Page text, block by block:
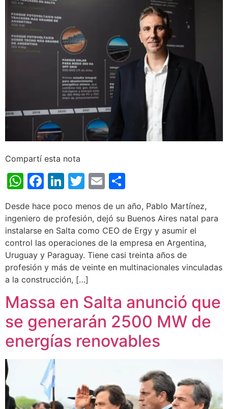
Compartí esta nota
WhatsApp
Facebook
LinkedIn
Twitter
Email
Desde hace poco menos de un año, Pablo Martínez,
ingeniero de profesión, dejó su Buenos Aires natal para
instalarse en Salta como CEO de Ergy y asumir el
control las operaciones de la empresa en Argentina,
Uruguay y Paraguay. Tiene casi treinta años de
profesión y más de veinte en multinacionales vinculadas
a la construcción, […]
Massa en Salta anunció que
se generarán 2500 MW de
energías renovables